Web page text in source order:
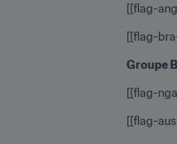
[[flag-
[[flag-
Groupe B
[[flag-
[[flag-